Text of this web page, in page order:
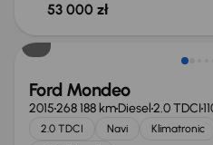
53 000 zł
Taniej o 1 000 zł
Ford Mondeo
2015268 188 kmDiesel2.0 TDCI
2.0 TDCI Navi Klimatronic